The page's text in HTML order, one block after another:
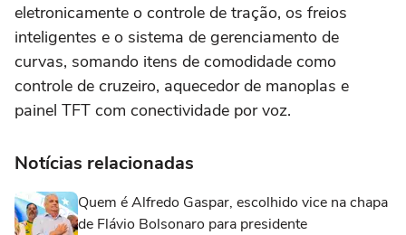
eletronicamente o controle de tração, os freios
inteligentes e o sistema de gerenciamento de
curvas, somando itens de comodidade como
controle de cruzeiro, aquecedor de manoplas e
painel TFT com conectividade por voz.
Notícias relacionadas
Quem é Alfredo Gaspar, escolhido vice na chapa
de Flávio Bolsonaro para presidente